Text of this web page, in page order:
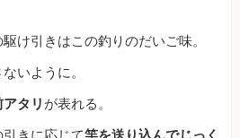
け引きはこの釣りのだいご味。
いように。
タリ が表れる。